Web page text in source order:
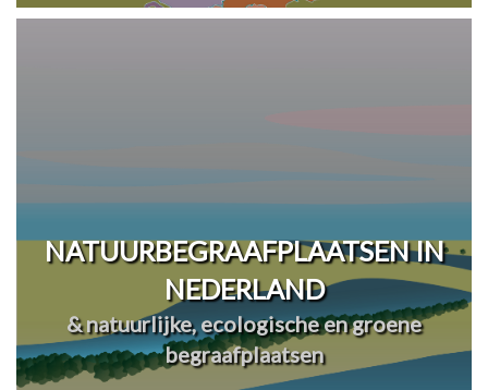
NATUURBEGRAAFPLAATSEN IN
NEDERLAND
& natuurlijke, ecologische en groene
begraafplaatsen